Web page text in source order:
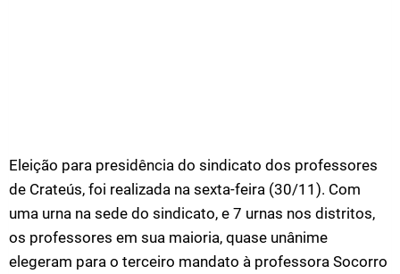
Eleição para presidência do sindicato dos professores
de Crateús, foi realizada na sexta-feira (30/11). Com
uma urna na sede do sindicato, e 7 urnas nos distritos,
os professores em sua maioria, quase unânime
elegeram para o terceiro mandato à professora Socorro